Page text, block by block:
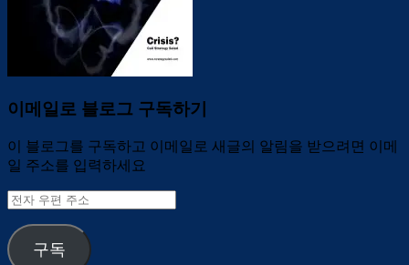
이메일로 블로그 구독하기
이 블로그를 구독하고 이메일로 새글의 알림을 받으려면 이메
일 주소를 입력하세요
전
우
편
구독